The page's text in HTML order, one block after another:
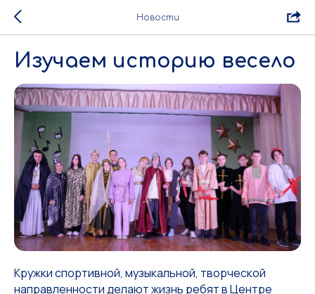
Новости
Изучаем историю весело
Кружки спортивной, музыкальной, творческой
направленности делают жизнь ребят в Центре